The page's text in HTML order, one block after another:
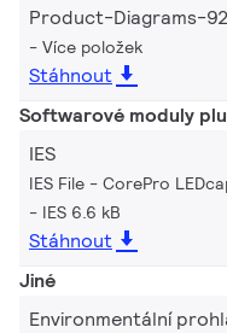
Product-Diagrams-
Více položek
Stáhnout
Softwarové moduly
IES
IES File - CorePro
IES 6.6 kB
Stáhnout
Jiné
Environmentální